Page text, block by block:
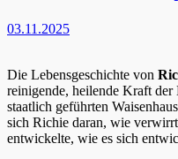
03.11.2025
Die Lebensgeschichte von
reinigende, heilende Kraft
staatlich geführten
sich Richie daran, wie
entwickelte, wie es sich